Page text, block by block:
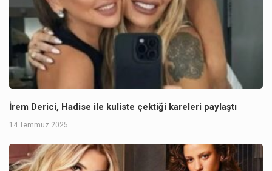
İrem Derici, Hadise ile kuliste çektiği kareleri paylaştı
14 Temmuz 2025